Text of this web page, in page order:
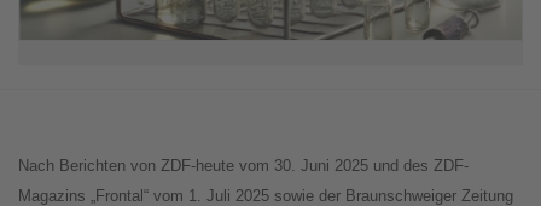
Nach Berichten von ZDF-heute vom 30. Juni 2025 und des ZDF-
Magazins „Frontal“ vom 1. Juli 2025 sowie der Braunschweiger Zeitung